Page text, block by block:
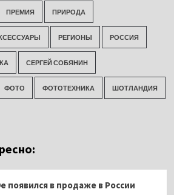
ПРЕМИЯ ПРИРОДА
РЕГИОНЫ РОССИЯ
СЕРГЕЙ СОБЯНИН
ФОТО ФОТОТЕХНИКА ШОТЛАНДИЯ
появился в продаже в России